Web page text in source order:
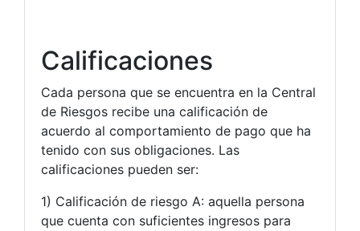
Calificaciones
Cada persona que se encuentra en la Central
de Riesgos recibe una calificación de
acuerdo al comportamiento de pago que ha
tenido con sus obligaciones. Las
calificaciones pueden ser:
1) Calificación de riesgo A: aquella persona
que cuenta con suficientes ingresos para